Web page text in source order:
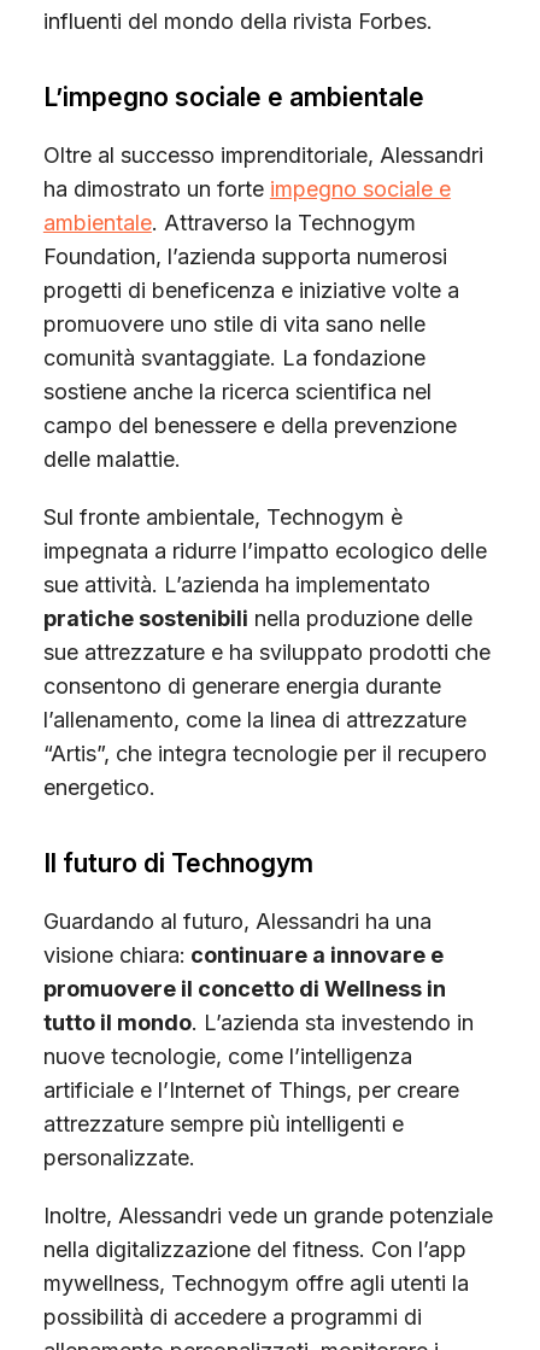
influenti del mondo della rivista Forbes.
L’impegno sociale e ambientale
Oltre al successo imprenditoriale, Alessandri
ha dimostrato un forte impegno sociale e
ambientale. Attraverso la Technogym
Foundation, l’azienda supporta numerosi
progetti di beneficenza e iniziative volte a
promuovere uno stile di vita sano nelle
comunità svantaggiate. La fondazione
sostiene anche la ricerca scientifica nel
campo del benessere e della prevenzione
delle malattie.
Sul fronte ambientale, Technogym è
impegnata a ridurre l’impatto ecologico delle
sue attività. L’azienda ha implementato
pratiche sostenibili nella produzione delle
sue attrezzature e ha sviluppato prodotti che
consentono di generare energia durante
l’allenamento, come la linea di attrezzature
“Artis”, che integra tecnologie per il recupero
energetico.
Il futuro di Technogym
Guardando al futuro, Alessandri ha una
visione chiara: continuare a innovare e
promuovere il concetto di Wellness in
tutto il mondo. L’azienda sta investendo in
nuove tecnologie, come l’intelligenza
artificiale e l’Internet of Things, per creare
attrezzature sempre più intelligenti e
personalizzate.
Inoltre, Alessandri vede un grande potenziale
nella digitalizzazione del fitness. Con l’app
mywellness, Technogym offre agli utenti la
possibilità di accedere a programmi di